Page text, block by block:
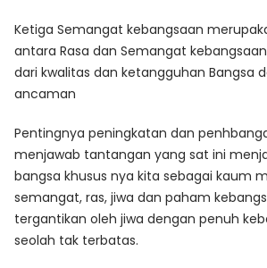
Ketiga Semangat kebangsaan
antara Rasa dan Semangat
dari kwalitas dan ketangguhan Bangsa
ancaman
Pentingnya peningkatan dan
menjawab tantangan yang sat ini
bangsa khusus nya kita sebagai kaum
semangat, ras, jiwa dan paham
tergantikan oleh jiwa dengan penuh
seolah tak terbatas.